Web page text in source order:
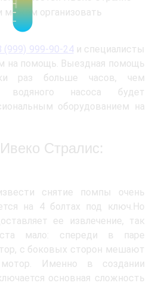
можем организовать
(999) 999-90-24и специалисты
на помощь. Выездная помощь
раз больше часов, чем
водяного насоса будет
оборудованием на
Стралис:
снятие помпы очень
на 4 болтах под ключ.Но
ее извлечение, так
мало: спереди в паре
с боковых сторон мешают
Именно в создании
основная сложность